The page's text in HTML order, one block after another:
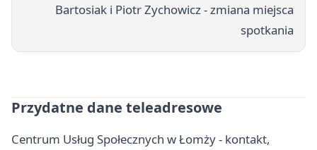
Bartosiak i Piotr Zychowicz - zmiana miejsca
spotkania
Przydatne dane teleadresowe
Centrum Usług Społecznych w Łomży - kontakt,